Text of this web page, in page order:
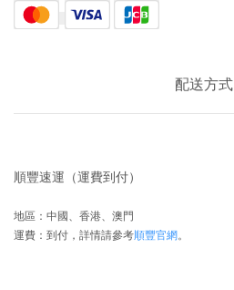
配送方式
順豐速運（運費到付）
地區：中國、香港、澳門
運費：到付，詳情請參考順豐官網。